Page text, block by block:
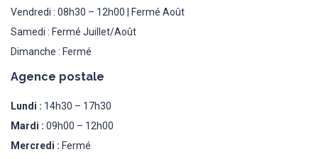
Vendredi : 08h30 – 12h00 | Fermé Août
Samedi : Fermé Juillet/Août
Dimanche : Fermé
Agence postale
Lundi : 14h30 – 17h30
Mardi : 09h00 – 12h00
Mercredi : Fermé